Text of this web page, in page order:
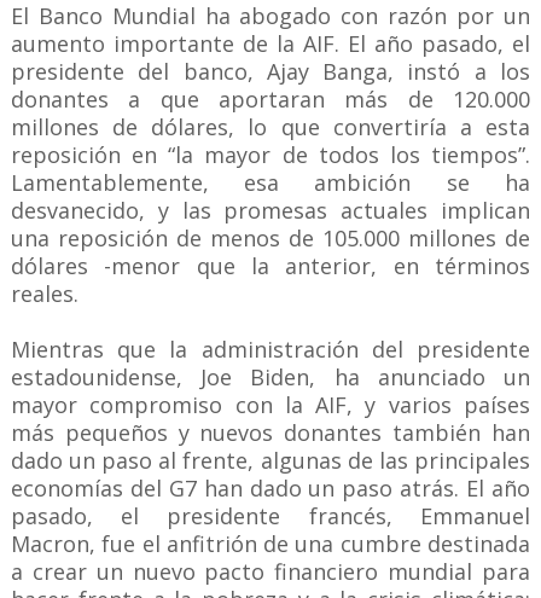
El Banco Mundial ha abogado con razón por un
aumento importante de la AIF. El año pasado, el
presidente del banco, Ajay Banga, instó a los
donantes a que aportaran más de 120.000
millones de dólares, lo que convertiría a esta
reposición en “la mayor de todos los tiempos”.
Lamentablemente, esa ambición se ha
desvanecido, y las promesas actuales implican
una reposición de menos de 105.000 millones de
dólares -menor que la anterior, en términos
reales.
Mientras que la administración del presidente
estadounidense, Joe Biden, ha anunciado un
mayor compromiso con la AIF, y varios países
más pequeños y nuevos donantes también han
dado un paso al frente, algunas de las principales
economías del G7 han dado un paso atrás. El año
pasado, el presidente francés, Emmanuel
Macron, fue el anfitrión de una cumbre destinada
a crear un nuevo pacto financiero mundial para